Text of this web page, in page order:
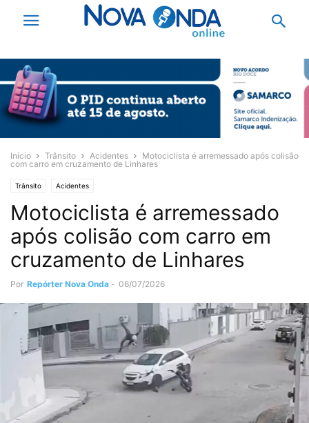
Início Trânsito Acidentes
Motociclista é arremessado após colisão
com carro em cruzamento de Linhares
Trânsito Acidentes
Motociclista é arremessado
após colisão com carro em
cruzamento de Linhares
Por Repórter Nova Onda - 06/07/2026